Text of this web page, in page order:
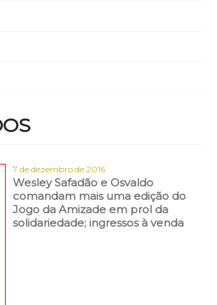
7 de dezembro de 2016
Wesley Safadão e Osvaldo
comandam mais uma edição do
Jogo da Amizade em prol da
solidariedade; ingressos à venda